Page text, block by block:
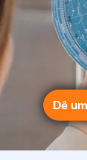
Dê